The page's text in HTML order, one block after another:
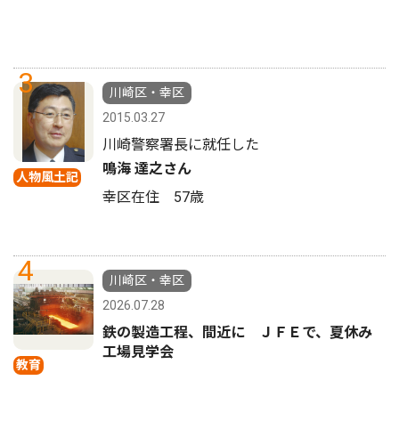
3
人物風土記
川崎区・幸区
2015.03.27
川崎警察署長に就任した
鳴海 達之さん
幸区在住 57歳
4
教育
川崎区・幸区
2026.07.28
鉄の製造工程、間近に ＪＦＥで、夏休み
工場見学会